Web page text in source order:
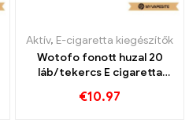
Aktív, E-cigaretta kiegészítők
Wotofo fonott huzal 20
láb/tekercs E cigaretta
€10.97